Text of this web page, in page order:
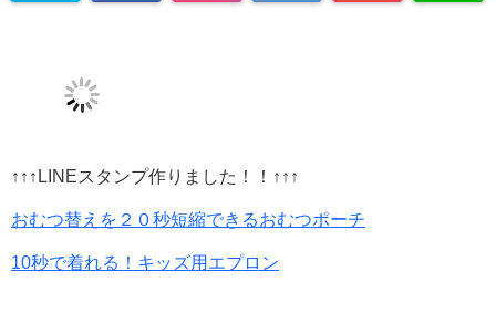
↑↑↑LINEスタンプ作りました！！↑↑↑
おむつ替えを２０秒短縮できるおむつポーチ
10秒で着れる！キッズ用エプロン